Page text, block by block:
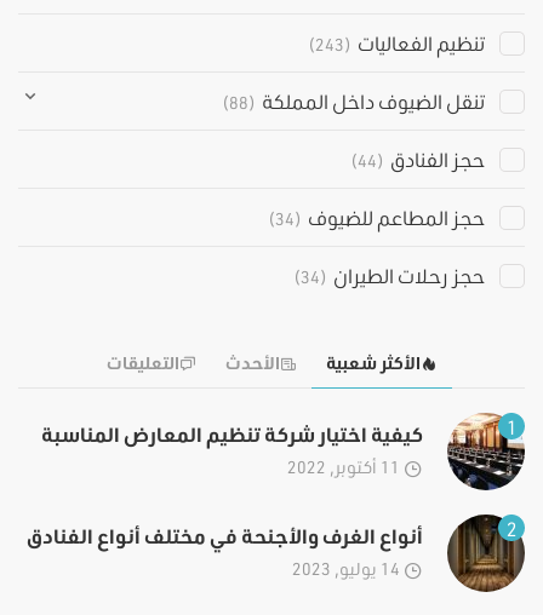
تنظيم الفعاليات (243)
تنقل الضيوف داخل المملكة (88)
حجز الفنادق (44)
حجز المطاعم للضيوف (34)
حجز رحلات الطيران (34)
الأكثر شعبية الأحدث التعليقات
1 كيفية اختيار شركة تنظيم المعارض المناسبة
2 أنواع الغرف والأجنحة في مختلف أنواع الفنادق